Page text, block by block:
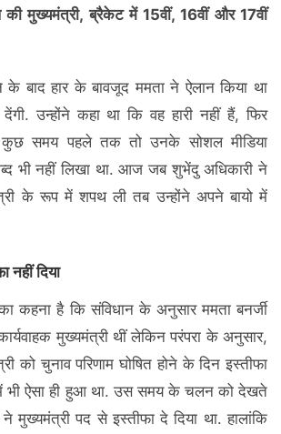
की मुख्यमंत्री, ब्रैकेट में 15वीं, 16वीं और 17वीं
बाद हार के बावजूद ममता ने ऐलान किया था
उन्होंने कहा था कि वह हारी नहीं हैं, फिर
कुछ समय पहले तक तो उनके सोशल मीडिया
शब्द भी नहीं लिखा था. आज जब शुभेंदु अधिकारी ने
के रूप में शपथ ली तब उन्होंने अपने बायो में
नहीं दिया
का कहना है कि संविधान के अनुसार ममता बनर्जी
मुख्यमंत्री थीं लेकिन परंपरा के अनुसार,
को चुनाव परिणाम घोषित होने के दिन इस्तीफा
में भी ऐसा ही हुआ था. उस समय के चलन को देखते
ने मुख्यमंत्री पद से इस्तीफा दे दिया था. हालांकि